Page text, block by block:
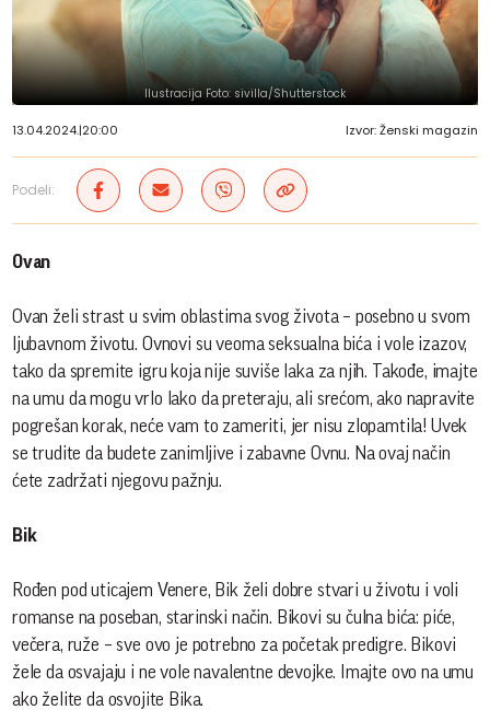
Ilustracija Foto: sivilla/Shutterstock
13.04.2024.|20:00 Izvor: Ženski magazin
Podeli:
Ovan
Ovan želi strast u svim oblastima svog života – posebno u svom
ljubavnom životu. Ovnovi su veoma seksualna bića i vole izazov,
tako da spremite igru koja nije suviše laka za njih. Takođe, imajte
na umu da mogu vrlo lako da preteraju, ali srećom, ako napravite
pogrešan korak, neće vam to zameriti, jer nisu zlopamtila! Uvek
se trudite da budete zanimljive i zabavne Ovnu. Na ovaj način
ćete zadržati njegovu pažnju.
Bik
Rođen pod uticajem Venere, Bik želi dobre stvari u životu i voli
romanse na poseban, starinski način. Bikovi su čulna bića: piće,
večera, ruže – sve ovo je potrebno za početak predigre. Bikovi
žele da osvajaju i ne vole navalentne devojke. Imajte ovo na umu
ako želite da osvojite Bika.